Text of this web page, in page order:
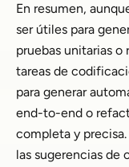
En resumen,
ser útiles para
pruebas unitarias
tareas de
para generar
end-to-end o
completa y
las sugerencias de